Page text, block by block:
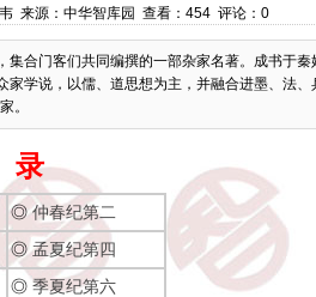
来源：中华智库园 查看： 454评论： 0
集合门客们共同编撰的一部杂家名著。成书于秦
学说，以儒、道思想为主，并融合进墨、法、
。
录
◎仲春纪第二
◎孟夏纪第四
◎ 季夏纪第六